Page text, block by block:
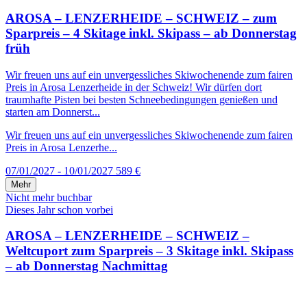
AROSA – LENZERHEIDE – SCHWEIZ – zum
Sparpreis – 4 Skitage inkl. Skipass – ab Donnerstag
früh
Wir freuen uns auf ein unvergessliches Skiwochenende zum fairen
Preis in Arosa Lenzerheide in der Schweiz! Wir dürfen dort
traumhafte Pisten bei besten Schneebedingungen genießen und
starten am Donnerst...
Wir freuen uns auf ein unvergessliches Skiwochenende zum fairen
Preis in Arosa Lenzerhe...
07/01/2027 - 10/01/2027 589 €
Mehr
Nicht mehr buchbar
Dieses Jahr schon vorbei
AROSA – LENZERHEIDE – SCHWEIZ –
Weltcuport zum Sparpreis – 3 Skitage inkl. Skipass
– ab Donnerstag Nachmittag